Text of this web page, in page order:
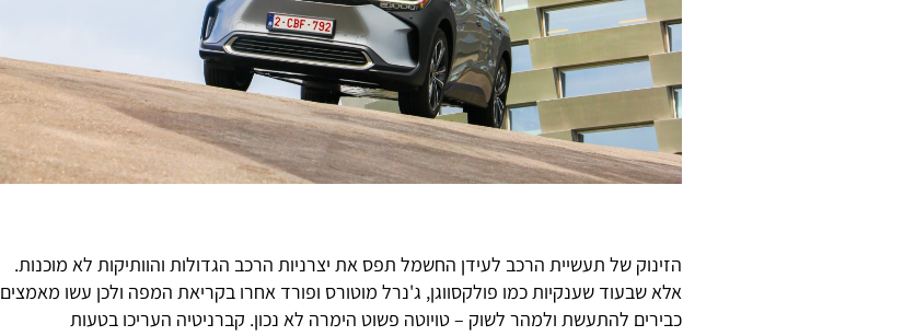
הזינוק של תעשיית הרכב לעידן החשמל תפס את יצרניות הרכב הגדולות והוותיקות לא מוכנות.
אלא שבעוד שענקיות כמו פולקסווגן, ג'נרל מוטורס ופורד אחרו בקריאת המפה ולכן עשו מאמצים
כבירים להתעשת ולמהר לשוק – טויוטה פשוט הימרה לא נכון. קברניטיה העריכו בטעות